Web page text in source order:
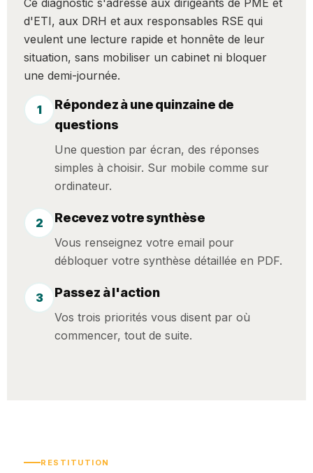
d'ETI, aux DRH et aux responsables RSE qui
veulent une lecture rapide et honnête de leur
situation, sans mobiliser un cabinet ni bloquer
une demi-journée.
1
Répondez à une quinzaine de
questions
Une question par écran, des réponses
simples à choisir. Sur mobile comme sur
ordinateur.
2 Recevez votre synthèse
Vous renseignez votre email pour
débloquer votre synthèse détaillée en PDF.
3 Passez à l'action
Vos trois priorités vous disent par où
commencer, tout de suite.
RESTITUTION